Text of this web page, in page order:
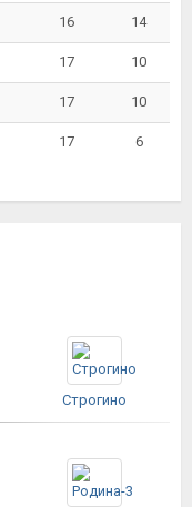
16 14
17 10
17 10
17 6
Строгино